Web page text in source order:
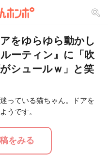
をゆらゆら動かし
ーティン』に「吹
シュールｗ」と笑
っている猫ちゃん。ドアを
うです。
をみる